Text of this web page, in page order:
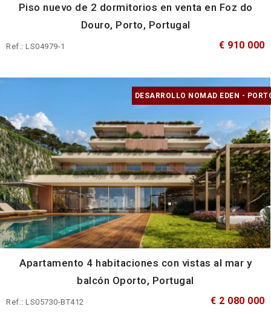
Piso nuevo de 2 dormitorios en venta en Foz do
Douro, Porto, Portugal
Ref.: LS04979-1 € 910 000
DESARROLLO NOMAD EDEN -
Apartamento 4 habitaciones con vistas al mar y
balcón Oporto, Portugal
Ref.: LS05730-BT412 € 2 080 000